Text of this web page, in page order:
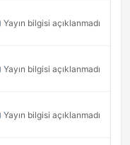
Yayın bilgisi açıklanmadı
Yayın bilgisi açıklanmadı
Yayın bilgisi açıklanmadı